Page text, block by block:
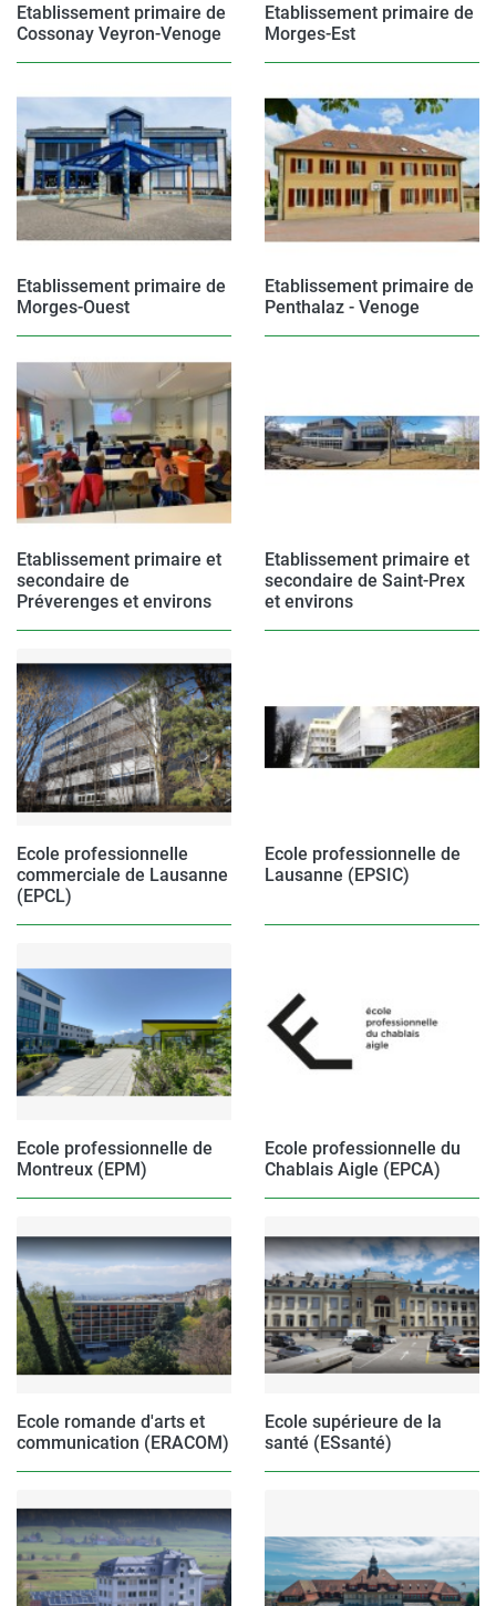
Etablissement primaire de
Cossonay Veyron-Venoge
Etablissement primaire de
Morges-Est
Etablissement primaire de
Morges-Ouest
Etablissement primaire de
Penthalaz - Venoge
Etablissement primaire et
secondaire de
Préverenges et environs
Etablissement primaire et
secondaire de Saint-Prex
et environs
Ecole professionnelle
commerciale de Lausanne
(EPCL)
Ecole professionnelle de
Lausanne (EPSIC)
Ecole professionnelle de
Montreux (EPM)
Ecole professionnelle du
Chablais Aigle (EPCA)
Ecole romande d'arts et
communication (ERACOM)
Ecole supérieure de la
santé (ESsanté)